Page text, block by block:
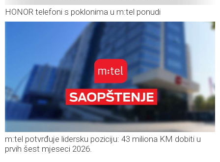
HONOR telefoni s poklonima u m:tel ponudi
m:tel potvrđuje lidersku poziciju: 43 miliona KM dobiti u
prvih šest mjeseci 2026.